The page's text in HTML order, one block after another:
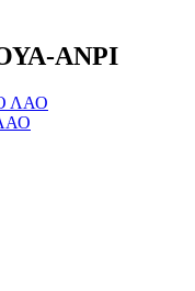
ΑΝΡΙ